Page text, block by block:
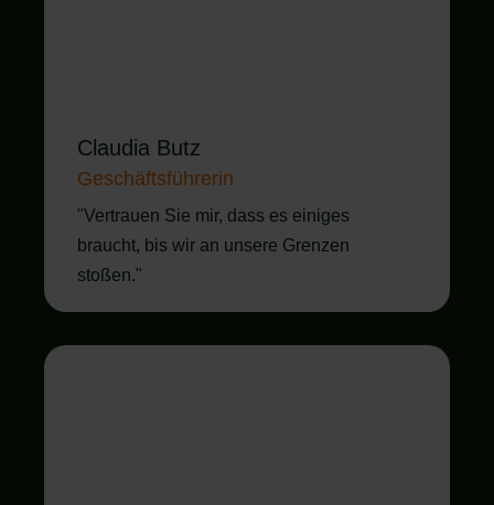
Claudia Butz
Geschäftsführerin
"Vertrauen Sie mir, dass es einiges
braucht, bis wir an unsere Grenzen
stoßen."